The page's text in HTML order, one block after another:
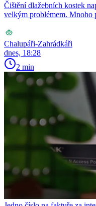
Čištění dlažebních kostek
velkým problémem. Mnoho
Chalupáři-Zahrádkáři
dnes, 18:28
2 min